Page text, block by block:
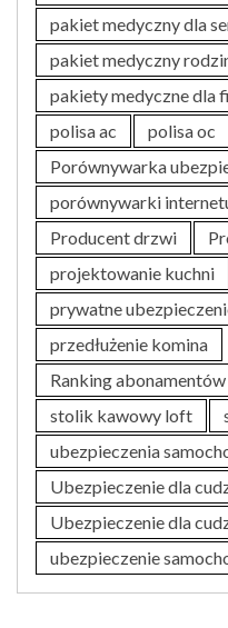
pakiet medyczny dla
pakiet medyczny
pakiety medyczne dla
polisa ac
polisa oc
Porównywarka
porównywarki
Producent drzwi
projektowanie kuchni
prywatne
przedłużenie komina
Ranking
stolik kawowy loft
ubezpieczenia
Ubezpieczenie dla
Ubezpieczenie dla
ubezpieczenie